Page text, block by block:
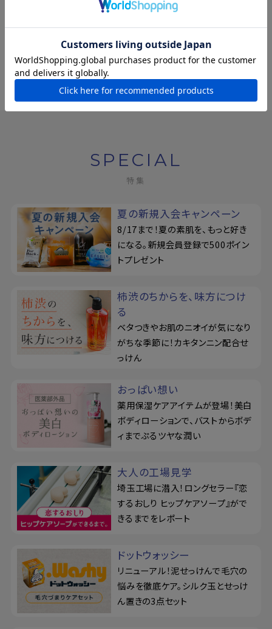
喫茶ペリカン
¥198(税込)
SPECIAL
特集
夏の新規入会キャンペーン
8/17まで！夏の素肌を、もっと好き
になる。新規会員登録で500ポイン
トプレゼント
柿渋のちからを、味方につけ
る
ベタつきやお肌のニオイが気になり
がちな季節に！カキタンニン配合せ
っけん
おっぱい想い
薬用保湿ケアアイテムが登場！美白
ボディローションで、バストからボデ
ィまでぷるツヤな潤い
大人の工場見学
埼玉工場に潜入！ロングセラー『恋
するおしり ヒップケアソープ』がで
きるまでをレポート
ドットウォッシー
リニューアル！泥せっけんで毛穴の
悩みを徹底ケア。シルク玉とせっけ
ん置きの3点セット